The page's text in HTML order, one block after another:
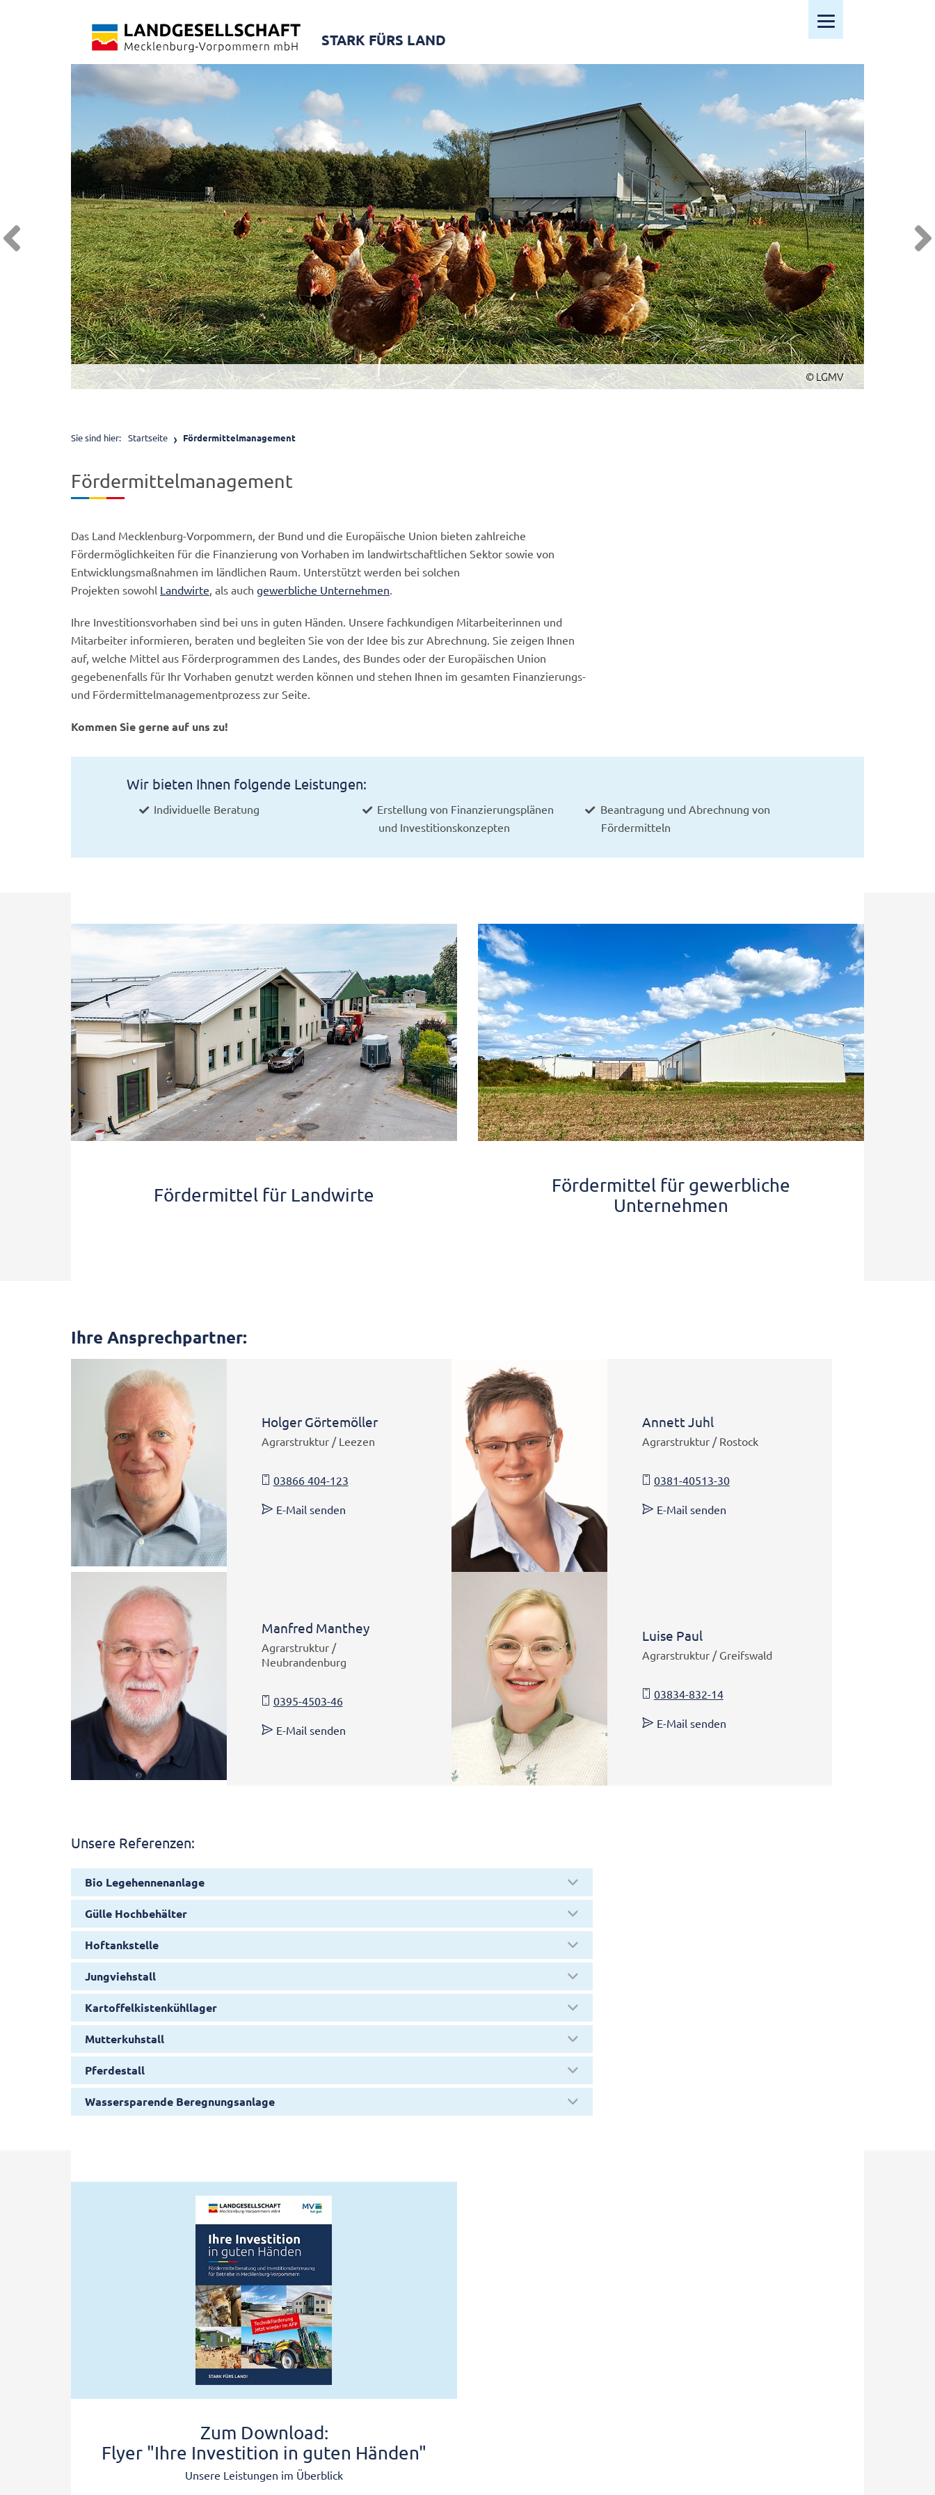
STARK FÜRS LAND
Mobiles Menü öffnen
© LGMV
Vorheriger Slide
Sie sind hier: Startseite Fördermittelmanagement
Fördermittelmanagement
Das Land Mecklenburg-Vorpommern, der Bund und die Europäische Union bieten zahlreiche
Fördermöglichkeiten für die Finanzierung von Vorhaben im landwirtschaftlichen Sektor sowie von
Entwicklungsmaßnahmen im ländlichen Raum. Unterstützt werden bei solchen
Projekten sowohl Landwirte , als auch gewerbliche Unternehmen
Ihre Investitionsvorhaben sind bei uns in guten Händen. Unsere fachkundigen Mitarbeiterinnen und
Mitarbeiter informieren, beraten und begleiten Sie von der Idee bis zur Abrechnung. Sie zeigen Ihnen
auf, welche Mittel aus Förderprogrammen des Landes, des Bundes oder der Europäischen Union
gegebenenfalls für Ihr Vorhaben genutzt werden können und stehen Ihnen im gesamten Finanzierungs-
und Fördermittelmanagementprozess zur Seite.
Kommen Sie gerne auf uns zu!
Wir bieten Ihnen folgende Leistungen:
Individuelle Beratung
Erstellung von Finanzierungsplänen
und Investitionskonzepten
Beantragung und Abrechnung von
Fördermitteln
Fördermittel für Landwirte
Fördermittel für gewerbliche
Unternehmen
Ihre Ansprechpartner:
Holger Görtemöller
Agrarstruktur / Leezen
03866 404-123
E-Mail senden
Annett Juhl
Agrarstruktur / Rostock
0381-40513-30
E-Mail senden
Manfred Manthey
Agrarstruktur /
Neubrandenburg
0395-4503-46
E-Mail senden
Luise Paul
Agrarstruktur / Greifswald
03834-832-14
E-Mail senden
Unsere Referenzen:
Bio Legehennenanlage
Gülle Hochbehälter
Hoftankstelle
Jungviehstall
Kartoffelkistenkühllager
Mutterkuhstall
Pferdestall
Wassersparende Beregnungsanlage
Zum Download:
Flyer "Ihre Investition in guten Händen"
Unsere Leistungen im Überblick